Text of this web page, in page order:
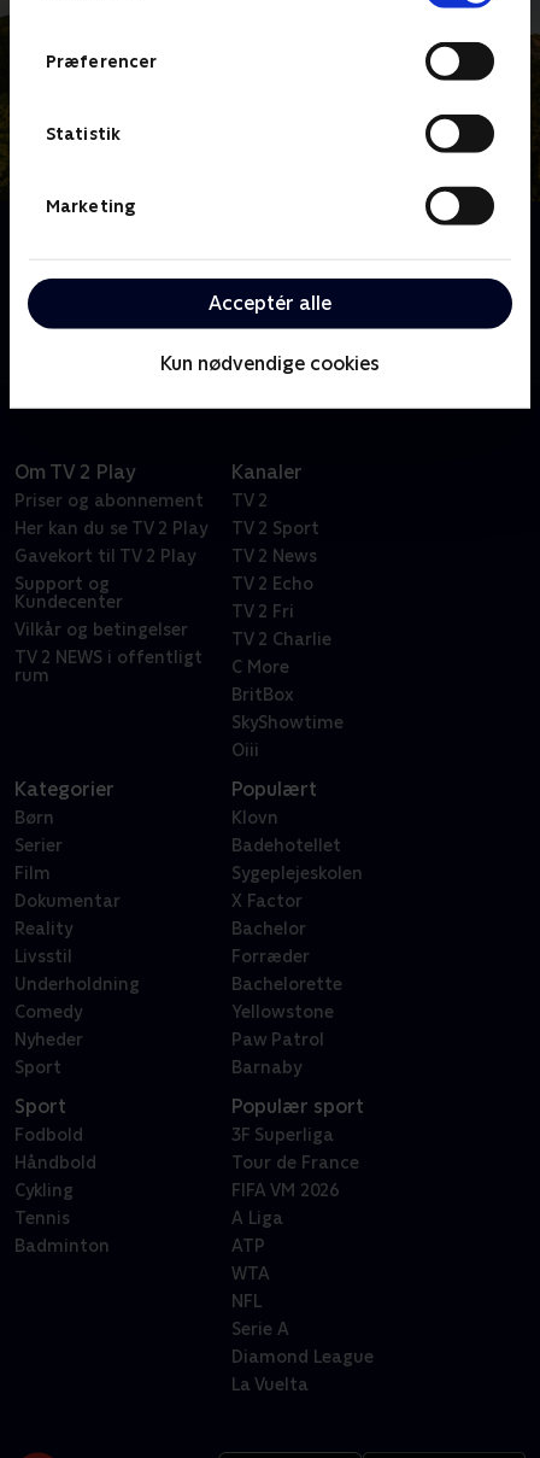
Præferencer
Statistik
Marketing
Acceptér alle
Kun nødvendige cookies
drømmehjemmene for helt almindelige mennesker.
Følg deres eventyr og hårde arbejde, når de realiserer
deres drømme om alt fra vinkældre til nye haveanlæg
Om TV 2 Play
Priser og abonnement
Her kan du se TV 2 Play
Gavekort til TV 2 Play
Support og
Kundecenter
Vilkår og betingelser
TV 2 NEWS i offentligt
rum
Kanaler
TV 2
TV 2 Sport
TV 2 News
TV 2 Echo
TV 2 Fri
TV 2 Charlie
C More
BritBox
SkyShowtime
Oiii
Kategorier
Børn
Serier
Film
Dokumentar
Reality
Livsstil
Underholdning
Comedy
Nyheder
Sport
Populært
Klovn
Badehotellet
Sygeplejeskolen
X Factor
Bachelor
Forræder
Bachelorette
Yellowstone
Paw Patrol
Barnaby
Sport
Fodbold
Håndbold
Cykling
Tennis
Badminton
Populær sport
3F Superliga
Tour de France
FIFA VM 2026
A Liga
ATP
WTA
NFL
Serie A
Diamond League
La Vuelta